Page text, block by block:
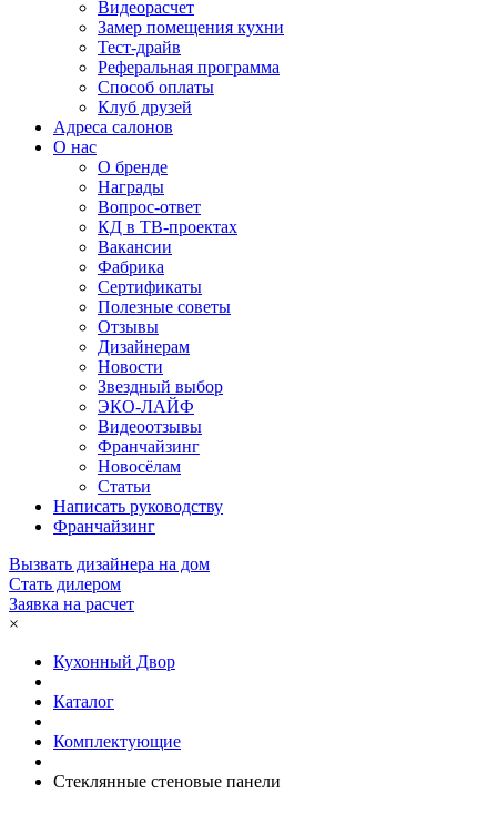
Видеорасчет
Замер помещения кухни
Тест-драйв
Реферальная программа
Способ оплаты
Клуб друзей
Адреса салонов
О нас
О бренде
Награды
Вопрос-ответ
КД в ТВ-проектах
Вакансии
Фабрика
Сертификаты
Полезные советы
Отзывы
Дизайнерам
Новости
Звездный выбор
ЭКО-ЛАЙФ
Видеоотзывы
Франчайзинг
Новосёлам
Статьи
Написать руководству
Франчайзинг
Вызвать дизайнера на дом
Стать дилером
Заявка на расчет
×
Кухонный Двор
Каталог
Комплектующие
Стеклянные стеновые панели